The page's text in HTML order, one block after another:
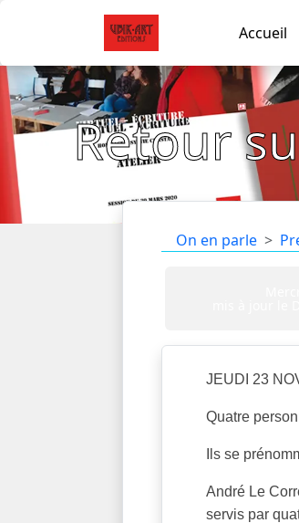
Accueil
Retour
On en parle
JEUDI 23
Quatre
Ils se
André Le
servis par